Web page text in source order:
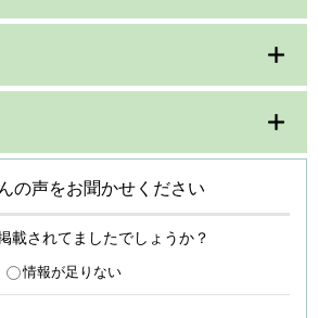
の声をお聞かせください
載されてましたでしょうか？
情報が足りない